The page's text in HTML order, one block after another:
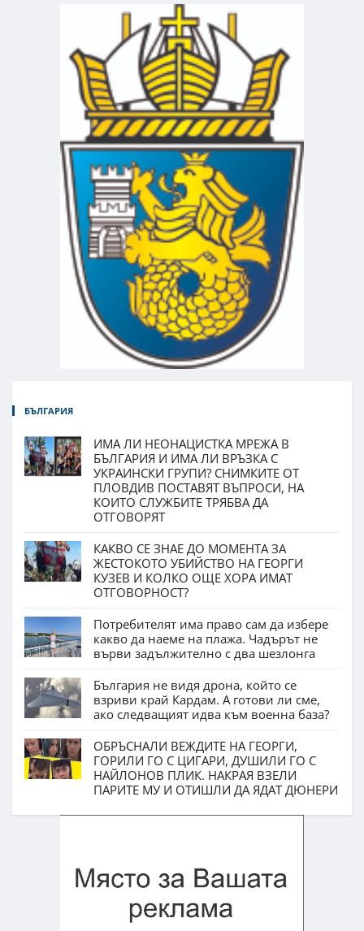
БЪЛГАРИЯ
ИМА ЛИ НЕОНАЦИСТКА МРЕЖА В
БЪЛГАРИЯ И ИМА ЛИ ВРЪЗКА С
УКРАИНСКИ ГРУПИ? СНИМКИТЕ ОТ
ПЛОВДИВ ПОСТАВЯТ ВЪПРОСИ, НА
КОИТО СЛУЖБИТЕ ТРЯБВА ДА
ОТГОВОРЯТ
КАКВО СЕ ЗНАЕ ДО МОМЕНТА ЗА
ЖЕСТОКОТО УБИЙСТВО НА ГЕОРГИ
КУЗЕВ И КОЛКО ОЩЕ ХОРА ИМАТ
ОТГОВОРНОСТ?
Потребителят има право сам да избере
какво да наеме на плажа. Чадърът не
върви задължително с два шезлонга
България не видя дрона, който се
взриви край Кардам. А готови ли сме,
ако следващият идва към военна база?
ОБРЪСНАЛИ ВЕЖДИТЕ НА ГЕОРГИ,
ГОРИЛИ ГО С ЦИГАРИ, ДУШИЛИ ГО С
НАЙЛОНОВ ПЛИК. НАКРАЯ ВЗЕЛИ
ПАРИТЕ МУ И ОТИШЛИ ДА ЯДАТ ДЮНЕРИ